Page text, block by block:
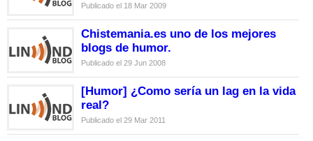
Publicado el 18 Mar 2009
Chistemania.es uno de los mejores
blogs de humor.
Publicado el 29 Jun 2008
[Humor] ¿Como sería un lag en la vida
real?
Publicado el 29 Mar 2011